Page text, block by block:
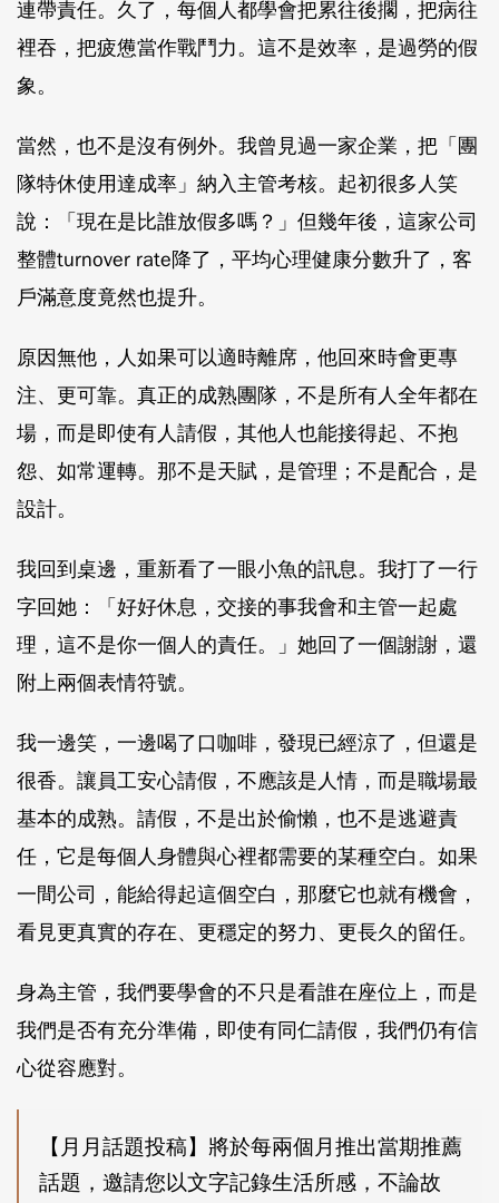
連帶責任。久了，每個人都學會把累往後擱，把病往
裡吞，把疲憊當作戰鬥力。這不是效率，是過勞的假
象。
當然，也不是沒有例外。我曾見過一家企業，把「團
隊特休使用達成率」納入主管考核。起初很多人笑
說：「現在是比誰放假多嗎？」但幾年後，這家公司
整體turnover rate降了，平均心理健康分數升了，客
戶滿意度竟然也提升。
原因無他，人如果可以適時離席，他回來時會更專
注、更可靠。真正的成熟團隊，不是所有人全年都在
場，而是即使有人請假，其他人也能接得起、不抱
怨、如常運轉。那不是天賦，是管理；不是配合，是
設計。
我回到桌邊，重新看了一眼小魚的訊息。我打了一行
字回她：「好好休息，交接的事我會和主管一起處
理，這不是你一個人的責任。」她回了一個謝謝，還
附上兩個表情符號。
我一邊笑，一邊喝了口咖啡，發現已經涼了，但還是
很香。讓員工安心請假，不應該是人情，而是職場最
基本的成熟。請假，不是出於偷懶，也不是逃避責
任，它是每個人身體與心裡都需要的某種空白。如果
一間公司，能給得起這個空白，那麼它也就有機會，
看見更真實的存在、更穩定的努力、更長久的留任。
身為主管，我們要學會的不只是看誰在座位上，而是
我們是否有充分準備，即使有同仁請假，我們仍有信
心從容應對。
【月月話題投稿】將於每兩個月推出當期推薦
話題，邀請您以文字記錄生活所感，不論故